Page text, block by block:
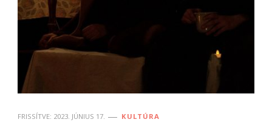
FRISSÍTVE: 2023. JÚNIUS 17. KULTÚRA